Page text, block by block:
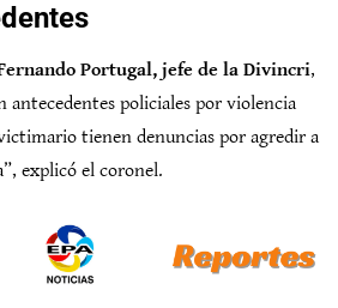
Portugal, jefe de la Divincri,
antecedentes policiales por violencia
tienen denuncias por agredir a
explicó el coronel.